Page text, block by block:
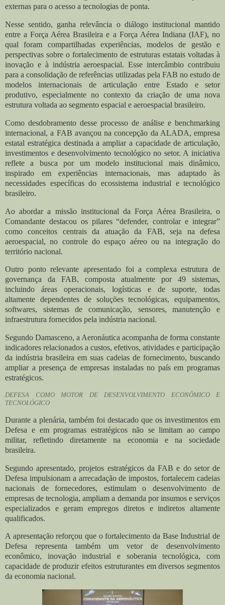
externas para o acesso a tecnologias de ponta.
Nesse sentido, ganha relevância o diálogo institucional mantido
entre a Força Aérea Brasileira e a Força Aérea Indiana (IAF), no
qual foram compartilhadas experiências, modelos de gestão e
perspectivas sobre o fortalecimento de estruturas estatais voltadas à
inovação e à indústria aeroespacial. Esse intercâmbio contribuiu
para a consolidação de referências utilizadas pela FAB no estudo de
modelos internacionais de articulação entre Estado e setor
produtivo, especialmente no contexto da criação de uma nova
estrutura voltada ao segmento espacial e aeroespacial brasileiro.
Como desdobramento desse processo de análise e benchmarking
internacional, a FAB avançou na concepção da ALADA, empresa
estatal estratégica destinada a ampliar a capacidade de articulação,
investimentos e desenvolvimento tecnológico no setor. A iniciativa
reflete a busca por um modelo institucional mais dinâmico,
inspirado em experiências internacionais, mas adaptado às
necessidades específicas do ecossistema industrial e tecnológico
brasileiro.
Ao abordar a missão institucional da Força Aérea Brasileira, o
Comandante destacou os pilares “defender, controlar e integrar”
como conceitos centrais da atuação da FAB, seja na defesa
aeroespacial, no controle do espaço aéreo ou na integração do
território nacional.
Outro ponto relevante apresentado foi a complexa estrutura de
governança da FAB, composta atualmente por 49 sistemas,
incluindo áreas operacionais, logísticas e de suporte, todas
altamente dependentes de soluções tecnológicas, equipamentos,
softwares, sistemas de comunicação, sensores, manutenção e
infraestrutura fornecidos pela indústria nacional.
Segundo Damasceno, a Aeronáutica acompanha de forma constante
indicadores relacionados a custos, efetivos, atividades e participação
da indústria brasileira em suas cadeias de fornecimento, buscando
ampliar a presença de empresas instaladas no país em programas
estratégicos.
DEFESA COMO MOTOR DE DESENVOLVIMENTO ECONÔMICO E
TECNOLÓGICO
Durante a plenária, também foi destacado que os investimentos em
Defesa e em programas estratégicos não se limitam ao campo
militar, refletindo diretamente na economia e na sociedade
brasileira.
Segundo apresentado, projetos estratégicos da FAB e do setor de
Defesa impulsionam a arrecadação de impostos, fortalecem cadeias
nacionais de fornecedores, estimulam o desenvolvimento de
empresas de tecnologia, ampliam a demanda por insumos e serviços
especializados e geram empregos diretos e indiretos altamente
qualificados.
A apresentação reforçou que o fortalecimento da Base Industrial de
Defesa representa também um vetor de desenvolvimento
econômico, inovação industrial e soberania tecnológica, com
capacidade de produzir efeitos estruturantes em diversos segmentos
da economia nacional.